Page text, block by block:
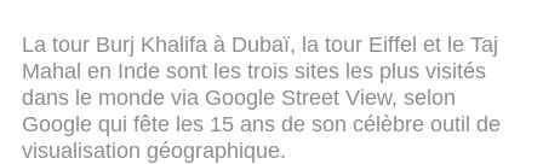
La tour Burj Khalifa à Dubaï, la tour Eiffel et le Taj
Mahal en Inde sont les trois sites les plus visités
dans le monde via Google Street View, selon
Google qui fête les 15 ans de son célèbre outil de
visualisation géographique.